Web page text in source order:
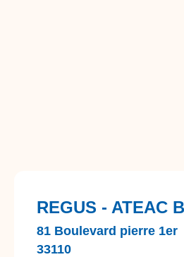
REGUS - ATEAC
81 Boulevard pierre 1er
33110